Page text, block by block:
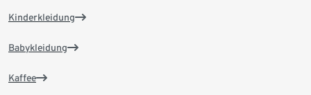
Kinderkleidung
Babykleidung
Kaffee